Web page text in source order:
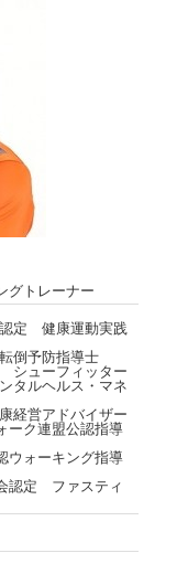
グトレーナー
定 健康運動実践
倒予防指導士
シューフィッター
タルヘルス・マネ
経営アドバイザー
ーク連盟公認指導
ウォーキング指導
認定 ファスティ